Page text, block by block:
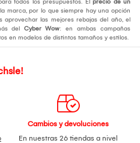
todos los presupuestos. El precio de un
marca, por lo que siempre hay una opción
aprovechar las mejores rebajas del año, el
del Cyber Wow: en ambas campañas
en modelos de distintos tamaños y estilos.
Cambios y devoluciones
En nuestras 26 tiendas a nivel